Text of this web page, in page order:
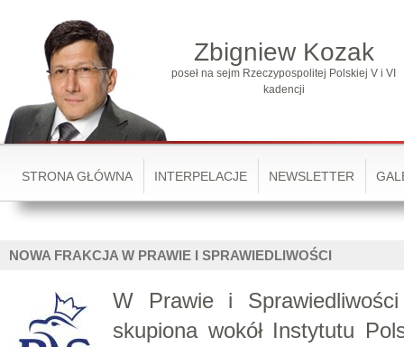
Zbigniew Kozak
poseł na sejm Rzeczypospolitej Polskiej V i VI
kadencji
STRONA GŁÓWNA INTERPELACJE NEWSLETTER
NOWA FRAKCJA W PRAWIE I SPRAWIEDLIWOŚCI
W Prawie i
skupiona wokół Instytutu